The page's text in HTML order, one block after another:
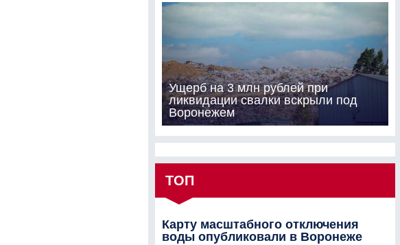
Ущерб на 3 млн рублей при
ликвидации свалки вскрыли под
Воронежем
ТОП
Карту масштабного отключения
воды опубликовали в Воронеже